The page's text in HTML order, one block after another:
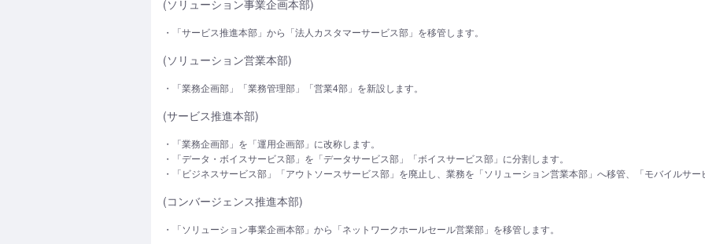
(ソリューション事業企画本部)
・「サービス推進本部」から「法人カスタマーサービス部」を移管します。
(ソリューション営業本部)
・「業務企画部」「業務管理部」「営業4部」を新設します。
(サービス推進本部)
・「業務企画部」を「運用企画部」に改称します。
・「データ・ボイスサービス部」を「データサービス部」「ボイスサービス部」に分割します。
・「ビジネスサービス部」「アウトソースサービス部」を廃止し、業務を「ソリューション営業本部」へ移管、「モバイルサー
(コンバージェンス推進本部)
・「ソリューション事業企画本部」から「ネットワークホールセール営業部」を移管します。